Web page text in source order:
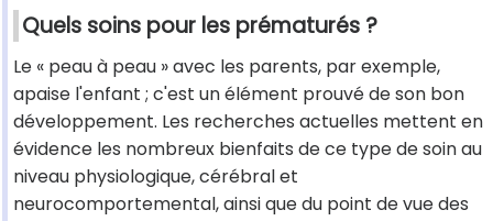
Quels soins pour les prématurés ?
Le « peau à peau » avec les parents, par exemple,
apaise l'enfant ; c'est un élément prouvé de son bon
développement. Les recherches actuelles mettent en
évidence les nombreux bienfaits de ce type de soin au
niveau physiologique, cérébral et
neurocomportemental, ainsi que du point de vue des